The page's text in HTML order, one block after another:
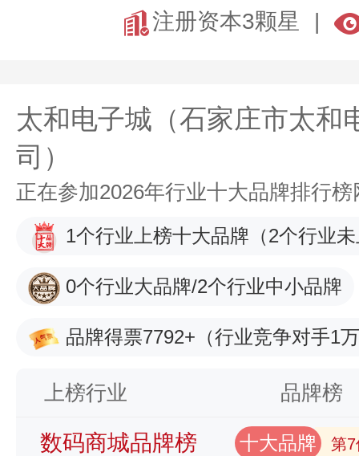
注册资本3颗星
太和电子城（石家庄市太和
司）
正在参加2026年行业十大品牌排行
1个行业上榜十大品牌 （2个行业
0个行业大品牌/2个行业中小品牌
品牌得票7792+ （行业竞争对手1
上榜行业 品牌榜
数码商城品牌榜 十大品牌 第7